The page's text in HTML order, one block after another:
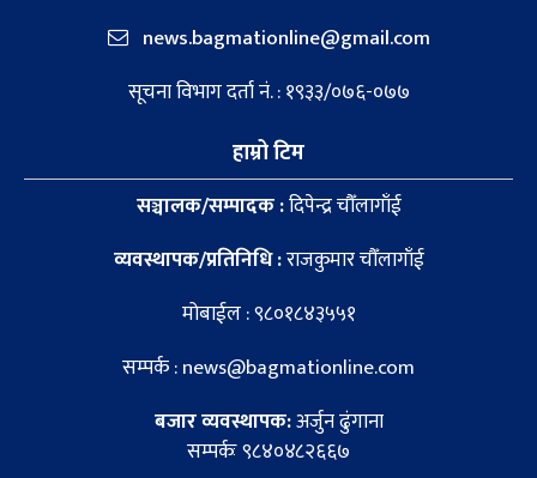
news.bagmationline@gmail.com
सूचना विभाग दर्ता नं. : १९३३/०७६-०७७
हाम्रो टिम
सञ्चालक/सम्पादक :दिपेन्द्र चौँलागाँई
व्यवस्थापक/प्रतिनिधि :राजकुमार चौँलागाँई
मोबाईल : ९८०१८४३५५१
सम्पर्क : news@bagmationline.com
बजार व्यवस्थापक:अर्जुन ढुंगाना
सम्पर्कः ९८४०४८२६६७